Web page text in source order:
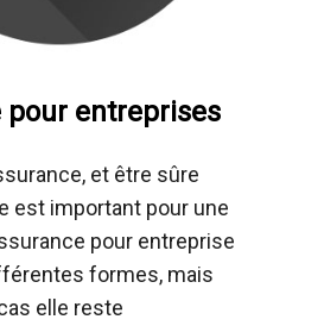
pour entreprises
et être sûre
est important pour une
pour entreprise
formes, mais
elle reste